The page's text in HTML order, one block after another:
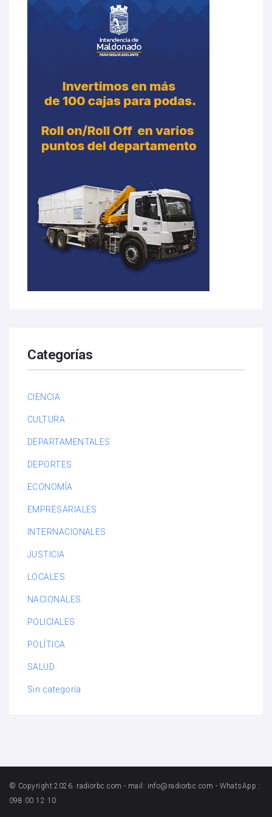
Categorías
CIENCIA
CULTURA
DEPARTAMENTALES
DEPORTES
ECONOMÍA
EMPRESARIALES
INTERNACIONALES
JUSTICIA
LOCALES
NACIONALES
POLICIALES
POLÍTICA
SALUD
Sin categoría
© Copyright 2026. radiorbc.com - mail: info@radiorbc.com - WhatsApp :
098 00 12 10